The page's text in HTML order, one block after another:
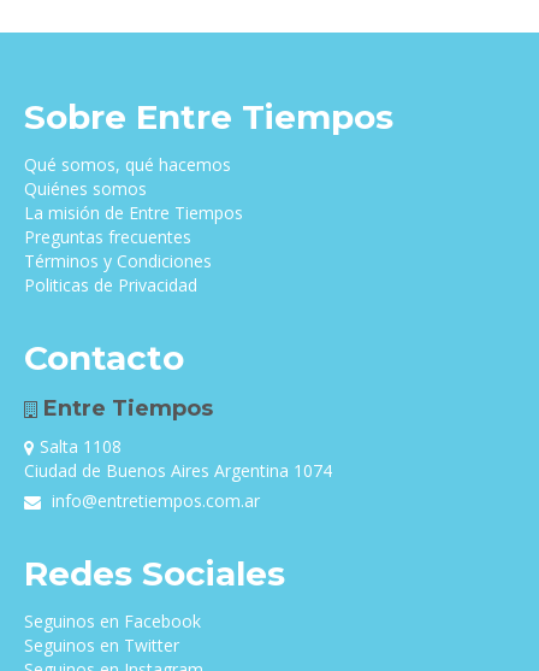
Sobre Entre Tiempos
Qué somos, qué hacemos
Quiénes somos
La misión de Entre Tiempos
Preguntas frecuentes
Términos y Condiciones
Politicas de Privacidad
Contacto
Entre Tiempos
Salta 1108
Ciudad de Buenos Aires Argentina 1074
info@entretiempos.com.ar
Redes Sociales
Seguinos en Facebook
Seguinos en Twitter